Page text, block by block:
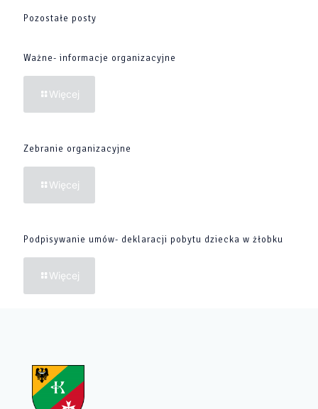
Pozostałe posty
Ważne- informacje organizacyjne
Więcej
Zebranie organizacyjne
Więcej
Podpisywanie umów- deklaracji pobytu dziecka w żłobku
Więcej